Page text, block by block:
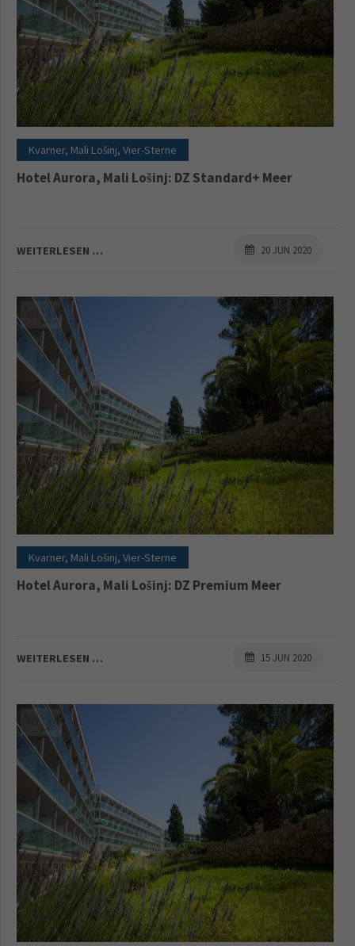
Kvarner, Mali Lošinj, Vier-Sterne
Hotel Aurora, Mali Lošinj: DZ Standard+ Meer
WEITERLESEN … 20 JUN 2020
Kvarner, Mali Lošinj, Vier-Sterne
Hotel Aurora, Mali Lošinj: DZ Premium Meer
WEITERLESEN … 15 JUN 2020